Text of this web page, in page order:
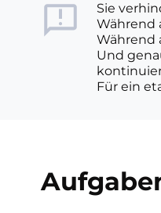
Sie
Während
Während
Und
Für ein